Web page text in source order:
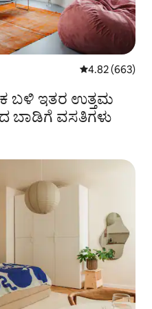
5 ರಲ್ಲಿ 4.82
4.82 (663)
ಬಳಿ ಇತರ ಉತ್ತಮ
ಬಾಡಿಗೆ ವಸತಿಗಳು